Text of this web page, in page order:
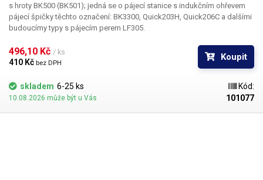
s hroty BK500 (BK501); jedná se o pájecí stanice s indukčním ohřevem
pájecí špičky těchto označení: BK3300, Quick203H, Quick206C a dalšími
budoucímy typy s pájecím perem LF305.
496,10 Kč / ks
410 Kč bez DPH
Koupit
skladem 6-25 ks
10.08.2026 může být u Vás
Kód:
101077